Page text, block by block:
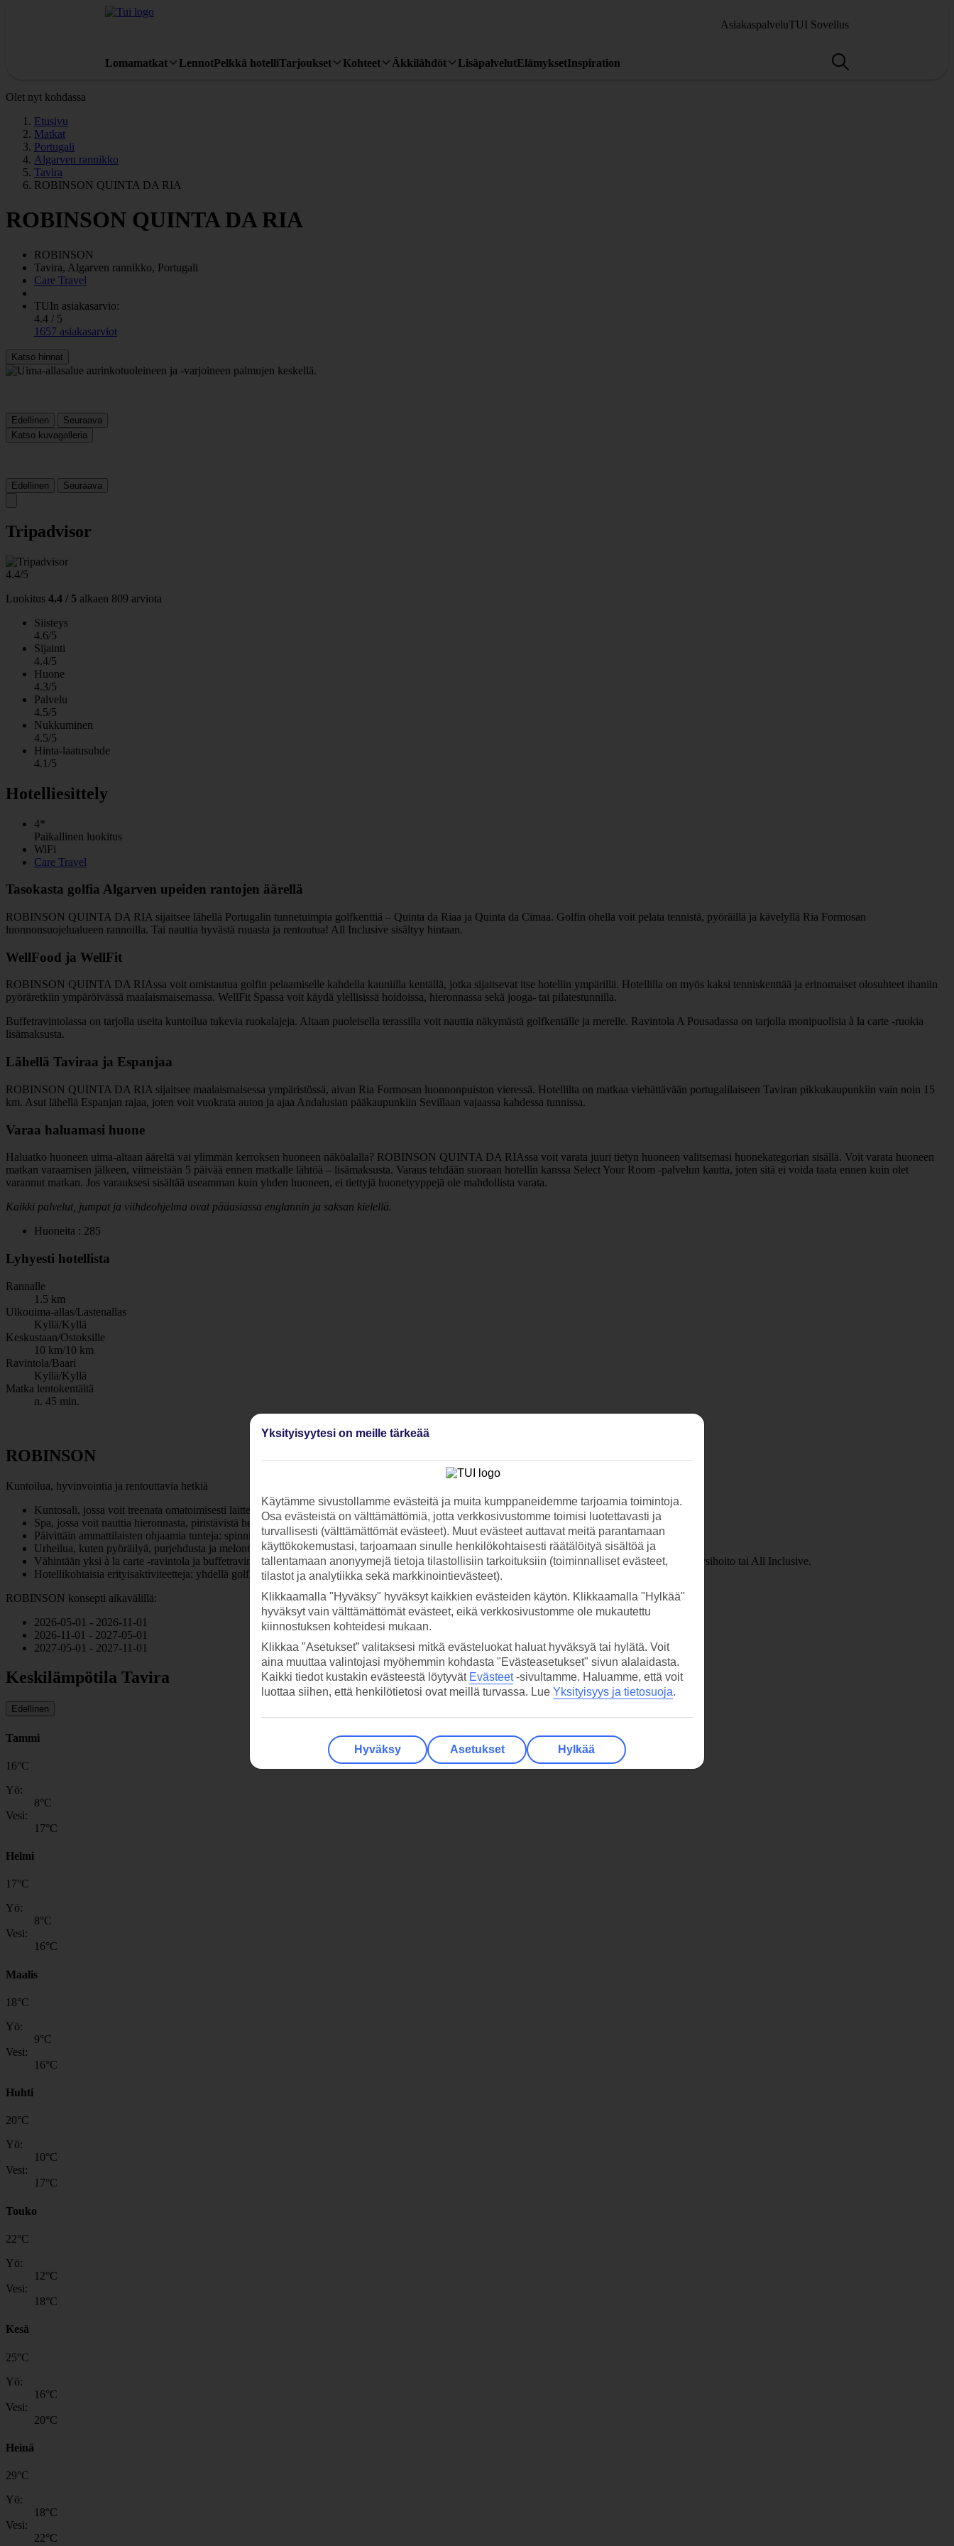
AsiakaspalveluTUI Sovellus
Lomamatkat LennotPelkkä hotelliTarjoukset Kohteet Äkkilähdöt LisäpalvelutElämyksetInspiration
Olet nyt kohdassa
Etusivu
Matkat
Portugali
Algarven rannikko
Tavira
ROBINSON QUINTA DA RIA
ROBINSON QUINTA DA RIA
ROBINSON
Tavira, Algarven rannikko, Portugali
Care Travel
TUIn asiakasarvio:
4.4 / 5
1657 asiakasarviot
Katso hinnat
Edellinen
Seuraava
Katso kuvagalleria
Edellinen Seuraava
Tripadvisor
4.4/5
Luokitus 4.4 / 5 alkaen 809 arviota
Siisteys
4.6/5
Sijainti
4.4/5
Huone
4.3/5
Palvelu
4.5/5
Nukkuminen
4.5/5
Hinta-laatusuhde
4.1/5
Hotelliesittely
4*
Paikallinen luokitus
WiFi
Care Travel
Tasokasta golfia Algarven upeiden rantojen äärellä
ROBINSON QUINTA DA RIA sijaitsee lähellä Portugalin tunnetuimpia golfkenttiä – Quinta da Riaa ja Quinta da Cimaa. Golfin ohella voit pelata tennistä, pyöräillä ja kävelyllä Ria Formosan
luonnonsuojelualueen rannoilla. Tai nauttia hyvästä ruuasta ja rentoutua! All Inclusive sisältyy hintaan.
WellFood ja WellFit
ROBINSON QUINTA DA RIAssa voit omistautua golfin pelaamiselle kahdella kauniilla kentällä, jotka sijaitsevat itse hotellin ympärillä. Hotellilla on myös kaksi tenniskenttää ja erinomaiset olosuhteet ihaniin
pyöräretkiin ympäröivässä maalaismaisemassa. WellFit Spassa voit käydä ylellisissä hoidoissa, hieronnassa sekä jooga- tai pilatestunnilla.
Buffetravintolassa on tarjolla useita kuntoilua tukevia ruokalajeja. Altaan puoleisella terassilla voit nauttia näkymästä golfkentälle ja merelle. Ravintola A Pousadassa on tarjolla monipuolisia à la carte -ruokia
lisämaksusta.
Lähellä Taviraa ja Espanjaa
ROBINSON QUINTA DA RIA sijaitsee maalaismaisessa ympäristössä, aivan Ria Formosan luonnonpuiston vieressä. Hotellilta on matkaa viehättävään portugalilaiseen Taviran pikkukaupunkiin vain noin 15
km. Asut lähellä Espanjan rajaa, joten voit vuokrata auton ja ajaa Andalusian pääkaupunkiin Sevillaan vajaassa kahdessa tunnissa.
Varaa haluamasi huone
Haluatko huoneen uima-altaan ääreltä vai ylimmän kerroksen huoneen näköalalla? ROBINSON QUINTA DA RIAssa voit varata juuri tietyn huoneen valitsemasi huonekategorian sisällä. Voit varata huoneen
matkan varaamisen jälkeen, viimeistään 5 päivää ennen matkalle lähtöä – lisämaksusta. Varaus tehdään suoraan hotellin kanssa Select Your Room -palvelun kautta, joten sitä ei voida taata ennen kuin olet
varannut matkan. Jos varauksesi sisältää useamman kuin yhden huoneen, ei tiettyjä huonetyyppejä ole mahdollista varata.
Kaikki palvelut, jumpat ja viihdeohjelma ovat pääasiassa englannin ja saksan kielellä.
Huoneita : 285
Lyhyesti hotellista
Rannalle
1.5 km
Ulkouima-allas/Lastenallas
Kyllä/Kyllä
Keskustaan/Ostoksille
10 km/10 km
Ravintola/Baari
Kyllä/Kyllä
Matka lentokentältä
n. 45 min.
ROBINSON
Kuntoilua, hyvinvointia ja rentouttavia hetkiä
Kuntosali, jossa voit treenata omatoimisesti laitteilla ja vapailla painoilla tai varata ajan personal trainerilta
Spa, jossa voit nauttia hieronnasta, piristävistä hemmotteluhetkistä sekä kauneushoidoista
Päivittäin ammattilaisten ohjaamia tunteja: spinning, step, jooga, pilates ym.
Urheilua, kuten pyöräilyä, purjehdusta ja melontaa maksuttomine kokeilukertoineen
Vähintään yksi à la carte -ravintola ja buffetravintola, jossa Well Food® Corner. Useimmissa ROBINSON-hotelleissa matkan hintaan sisältyy joko täysihoito tai All Inclusive.
Hotellikohtaisia erityisaktiviteetteja: yhdellä golfkenttä tai suuret tenniskentät, toisella purjeveneitä tai kilpapyöriä
ROBINSON konsepti aikavälillä:
2026-05-01 - 2026-11-01
2026-11-01 - 2027-05-01
2027-05-01 - 2027-11-01
Keskilämpötila Tavira
Edellinen
Tammi
16°C
Yö:
8°C
Vesi:
17°C
Helmi
17°C
Yö:
8°C
Vesi:
16°C
Maalis
18°C
Yö:
9°C
Vesi:
16°C
Huhti
20°C
Yö:
10°C
Vesi:
17°C
Touko
22°C
Yö:
12°C
Vesi:
18°C
Kesä
25°C
Yö:
16°C
Vesi:
20°C
Heinä
29°C
Yö:
18°C
Vesi:
22°C
Yksityisyytesi on meille tärkeää
Käytämme sivustollamme evästeitä ja muita kumppaneidemme tarjoamia toimintoja.
Osa evästeistä on välttämättömiä, jotta verkkosivustomme toimisi luotettavasti ja
turvallisesti (välttämättömät evästeet). Muut evästeet auttavat meitä parantamaan
käyttökokemustasi, tarjoamaan sinulle henkilökohtaisesti räätälöityä sisältöä ja
tallentamaan anonyymejä tietoja tilastollisiin tarkoituksiin (toiminnalliset evästeet,
tilastot ja analytiikka sekä markkinointievästeet).
Klikkaamalla "Hyväksy" hyväksyt kaikkien evästeiden käytön. Klikkaamalla "Hylkää"
hyväksyt vain välttämättömät evästeet, eikä verkkosivustomme ole mukautettu
kiinnostuksen kohteidesi mukaan.
Klikkaa "Asetukset” valitaksesi mitkä evästeluokat haluat hyväksyä tai hylätä. Voit
aina muuttaa valintojasi myöhemmin kohdasta "Evästeasetukset" sivun alalaidasta.
Kaikki tiedot kustakin evästeestä löytyvät Evästeet-sivultamme. Haluamme, että voit
luottaa siihen, että henkilötietosi ovat meillä turvassa. Lue Yksityisyys ja tietosuoja.
Hyväksy Asetukset Hylkää